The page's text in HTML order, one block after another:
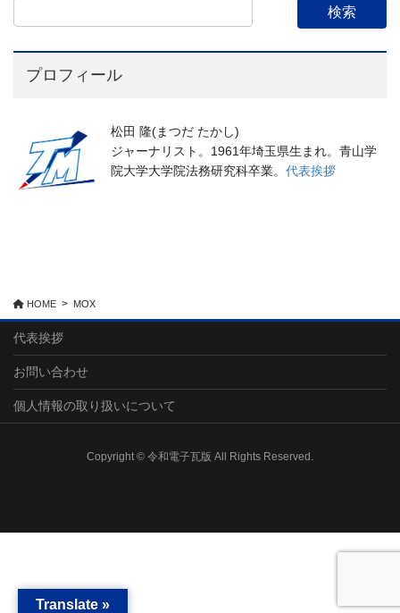
プロフィール
松田 隆(まつだ たかし)
ジャーナリスト。1961年埼玉県生まれ。青山学
院大学大学院法務研究科卒業。 代表挨拶
HOME MOX
代表挨拶
お問い合わせ
個人情報の取り扱いについて
Copyright © 令和電子瓦版 All Rights Reserved.
Translate »